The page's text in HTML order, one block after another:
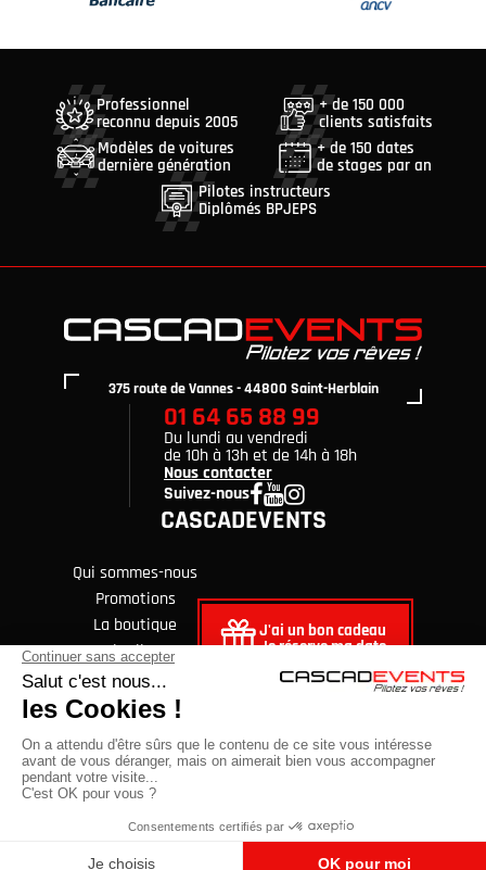
Professionnel
reconnu depuis 2005
+ de 150 000
clients satisfaits
Modèles de voitures
dernière génération
+ de 150 dates
de stages par an
Pilotes instructeurs
Diplômés BPJEPS
375 route de Vannes - 44800 Saint-Herblain
CASCADEVENTS
Qui sommes-nous
Promotions
La boutique
Avis clients
FAQ
Blog
J'ai un bon cadeau
Je réserve ma date
01 64 65 88 99
Du lundi au vendredi
de 10h à 13h et de 14h à 18h
Nous contacter
Suivez-nous
© Copyright 2026 Cascadevents. Tous droits réservés
Mentions légales
Cliquez-ici pour modifier vos préférences en matière de cookies